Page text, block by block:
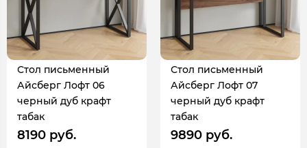
Стол письменный
Айсберг Лофт 06
черный дуб крафт
табак
8190 руб.
Стол письменный
Айсберг Лофт 07
черный дуб крафт
табак
9890 руб.